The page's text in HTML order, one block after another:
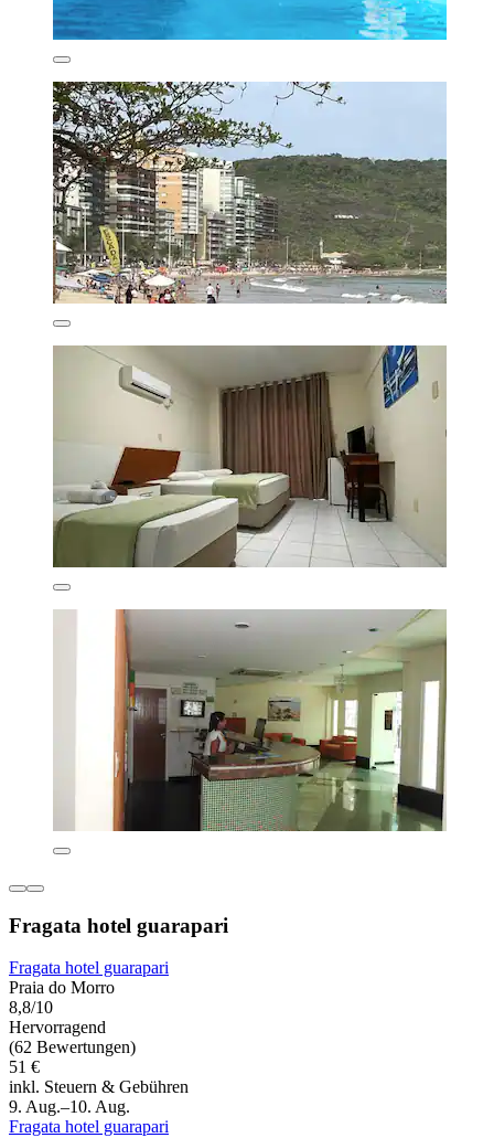
Fragata hotel guarapari
Fragata hotel guarapari
Praia do Morro
8,8/10
Hervorragend
(62 Bewertungen)
51 €
inkl. Steuern & Gebühren
9. Aug.–10. Aug.
Fragata hotel guarapari